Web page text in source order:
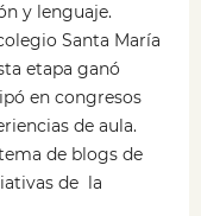
y lenguaje.
Santa María
etapa ganó
en congresos
de aula.
de blogs de
de la